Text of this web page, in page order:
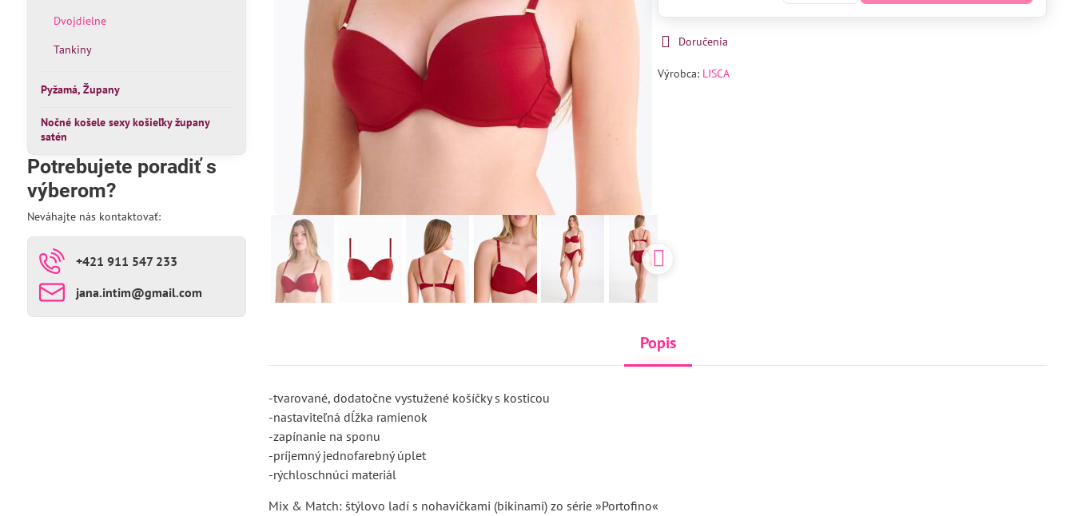
Doručenia
Výrobca: LISCA
Popis
-tvarované, dodatočne vystužené košíčky s kosticou
-nastaviteľná dĺžka ramienok
-zapínanie na sponu
-príjemný jednofarebný úplet
-rýchloschnúci materiál
Mix & Match: štýlovo ladí s nohavičkami (bikinami) zo série »Portofino«
Dvojdielne
Tankiny
Pyžamá, Župany
Nočné košele sexy košieľky župany
satén
Potrebujete poradiť s
výberom?
Neváhajte nás kontaktovať:
+421 911 547 233
jana​.intim​@gmail​.com